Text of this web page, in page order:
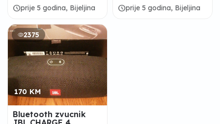
scheduleprije 5 godina, Bijeljina
scheduleprije 5 godina, Bijeljina
2375
170 KM
Bluetooth zvucnik